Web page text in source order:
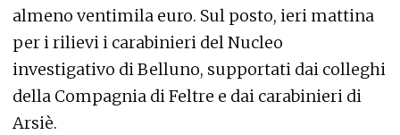
almeno ventimila euro. Sul posto, ieri mattina
per i rilievi i carabinieri del Nucleo
investigativo di Belluno, supportati dai colleghi
della Compagnia di Feltre e dai carabinieri di
Arsiè.